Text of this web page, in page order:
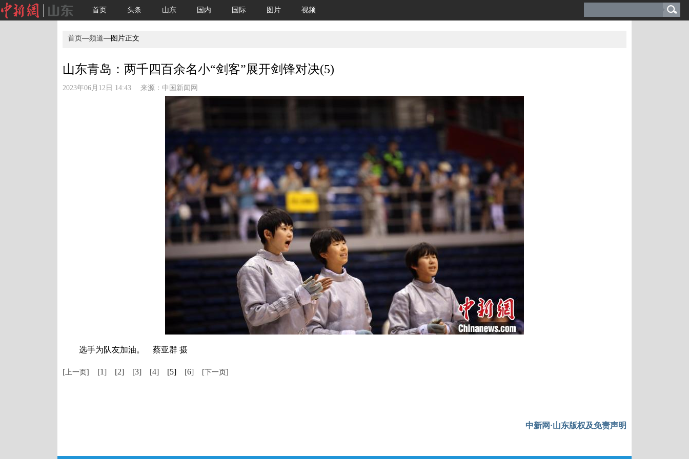
首页 头条 山东 国内 国际 图片 视频
首页—频道—图片正文
山东青岛：两千四百余名小“剑客”展开剑锋对决(5)
2023年06月12日 14:43 来源： 中国新闻网
选手为队友加油。 蔡亚群 摄
[上一页] [1] [2] [3] [4] [5] [6] [下一页]
中新网·山东版权及免责声明